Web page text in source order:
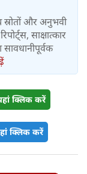
स्रोतों और अनुभवी
साक्षात्कार
सावधानीपूर्वक
क्लिक करें
क्लिक करें